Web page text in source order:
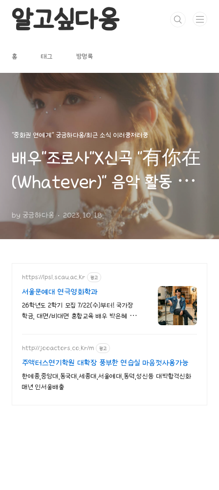
알고싶다옹
홈 태그 방명록
"중화권 연예계" 궁금하다옹/최근 소식 이러쿵저러쿵
배우"조로사"X신곡 "有你在
(Whatever)" 음악 활동 화보
by 궁금하다옹 2023. 10. 18.
https://ipsi.scau.ac.kr 광고
서울문예대 연극영화학과
26학년도 2학기 모집 7/22(수)부터! 국가장
학금, 대면/비대면 혼합교육 배우 박은혜 원
http://jooactors.co.kr/m 광고
주액터스연기학원 대확장 풍부한 연습실 마음껏사용가능
한예종,중앙대,동국대,세종대,서울예대,동덕,성신등 대박합격신화
매년 인서울배출